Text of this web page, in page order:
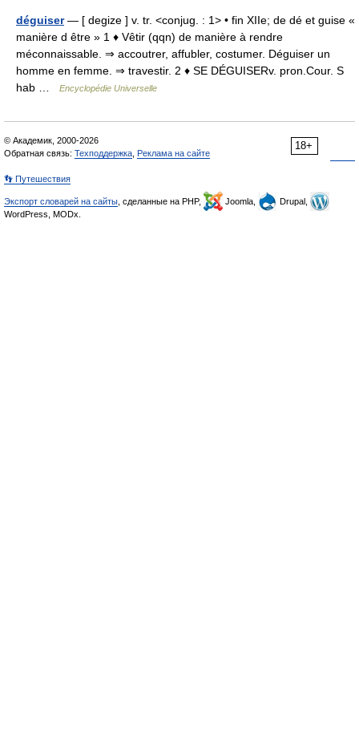
déguiser— [ degize ] v. tr. <conjug. : 1> • fin XIIe; de dé et guise «
manière d être » 1 ♦ Vêtir (qqn) de manière à rendre
méconnaissable. ⇒ accoutrer, affubler, costumer. Déguiser un
homme en femme. ⇒ travestir. 2 ♦ SE DÉGUISERv. pron.Cour. S
hab …
Encyclopédie Universelle
18+
© Академик, 2000-2026
Обратная связь: Техподдержка Реклама на сайте
👣 Путешествия
Экспорт словарей на сайты , сделанные на PHP, Joomla,
Drupal,
WordPress, MODx.